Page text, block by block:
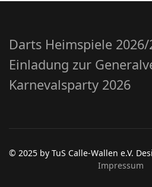
Darts Heimspiele 2026/
Einladung zur
Karnevalsparty 2026
© 2025 by TuS Calle-Wallen e.V.
Impressum